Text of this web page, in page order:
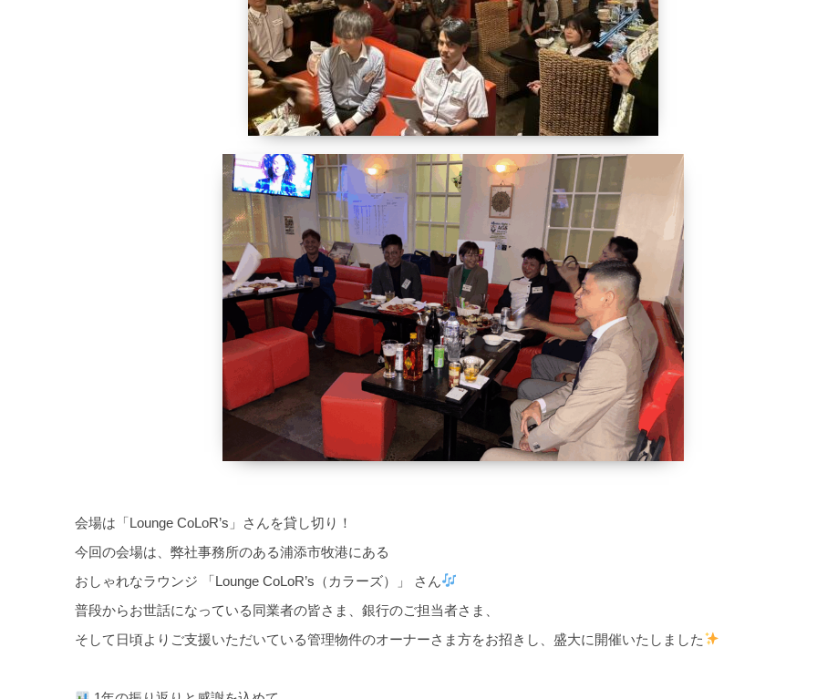
会場は「Lounge CoLoR’s」さんを貸し切り！
今回の会場は、弊社事務所のある浦添市牧港にある
おしゃれなラウンジ 「Lounge CoLoR’s（カラーズ）」 さん
普段からお世話になっている同業者の皆さま、銀行のご担当者さま、
そして日頃よりご支援いただいている管理物件のオーナーさま方をお招きし、盛大に開催いたしました